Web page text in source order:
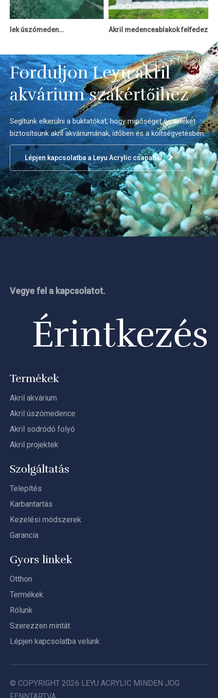
Egyedi akril panelek úszómedencékhez - LeYu Akril medenceablakok felfedezése: Modern érintés a vízi eleganciához
Forduljon Leyu akril
akvárium szakértőihez
Segítünk elkerülni a buktatókat, hogy minőséget és értéket
biztosítsunk akril akváriumának, időben és a költségvetésben.
Lépjen kapcsolatba a Leyu Acrylic csapattal
Vegye fel a kapcsolatot.
Érintkezés
Termékek
Akril akvárium
Akril úszómedence
Akril sodródó folyó
Akril projektek
Szolgáltatás
Telepítés
Karbantartás
Kezelési módszerek
Garancia
Gyors linkek
Otthon
Termékek
Rólunk
Szerezzen mintát
Lépjen kapcsolatba velünk
© COPYRIGHT 2026 LEYU ACRYLIC MINDEN JOG
FENNTARTVA.